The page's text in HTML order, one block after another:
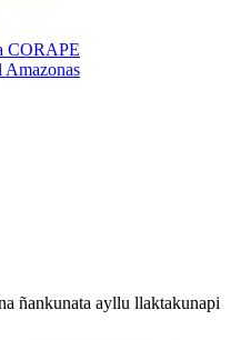
CORAPE
Amazonas